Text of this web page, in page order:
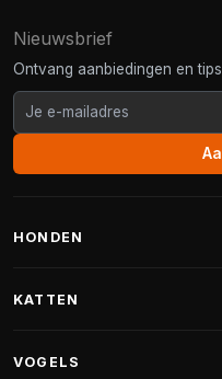
Nieuwsbrief
Ontvang aanbiedingen en
HONDEN
Fantail hondenmanden
KATTEN
VOGELS